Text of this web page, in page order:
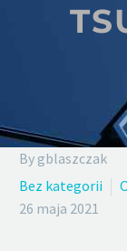
By gblaszczak
Bez kategorii
26 maja 2021